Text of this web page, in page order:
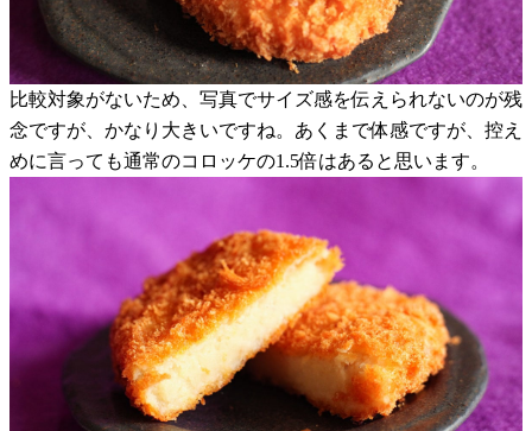
比較対象がないため、写真でサイズ感を伝えられないのが残
念ですが、かなり大きいですね。あくまで体感ですが、控え
めに言っても通常のコロッケの1.5倍はあると思います。